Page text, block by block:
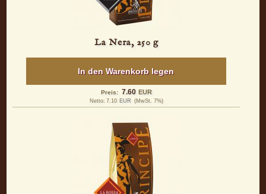
La Nera, 250 g
In den Warenkorb legen
Preis: 7.60 EUR
Netto: 7.10 EUR (MwSt. 7%)